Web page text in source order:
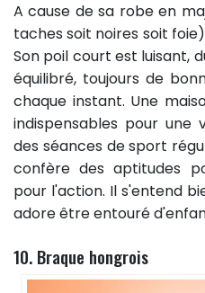
A cause de sa robe en
taches soit noires soit
Son poil court est luisant,
équilibré, toujours de
chaque instant. Une
indispensables pour une
des séances de sport
confère des aptitudes
pour l'action. Il s'entend
adore être entouré
10. Braque hongrois